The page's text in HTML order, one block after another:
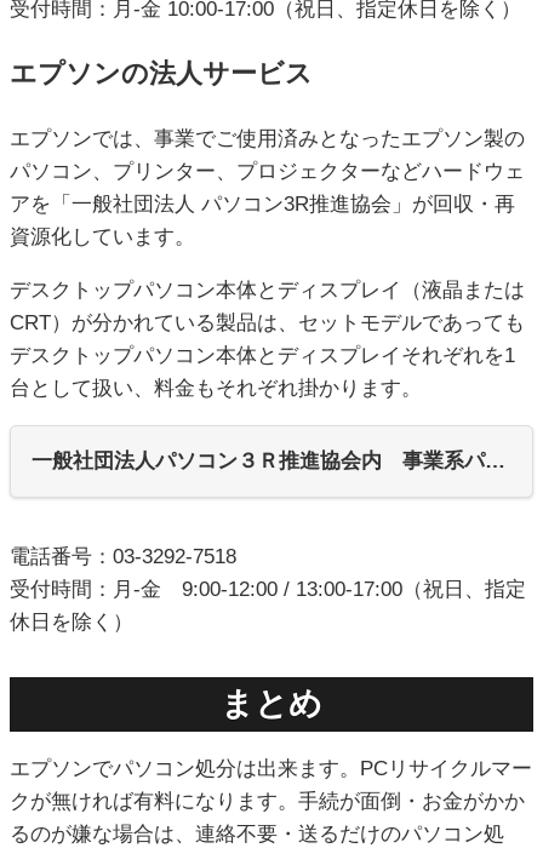
受付時間：月-金 10:00-17:00（祝日、指定休日を除く）
エプソンの法人サービス
エプソンでは、事業でご使用済みとなったエプソン製の
パソコン、プリンター、プロジェクターなどハードウェ
アを「一般社団法人 パソコン3R推進協会」が回収・再
資源化しています。
デスクトップパソコン本体とディスプレイ（液晶または
CRT）が分かれている製品は、セットモデルであっても
デスクトップパソコン本体とディスプレイそれぞれを1
台として扱い、料金もそれぞれ掛かります。
一般社団法人パソコン３Ｒ推進協会内 事業系パソコンリサイクルセンター
電話番号：03-3292-7518
受付時間：月-金 9:00-12:00 / 13:00-17:00（祝日、指定
休日を除く）
まとめ
エプソンでパソコン処分は出来ます。PCリサイクルマー
クが無ければ有料になります。手続が面倒・お金がかか
るのが嫌な場合は、連絡不要・送るだけのパソコン処